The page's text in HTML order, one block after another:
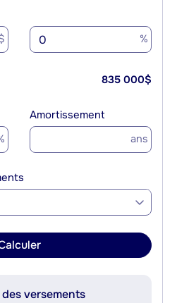
%
835 000$
Amortissement
ans
versements